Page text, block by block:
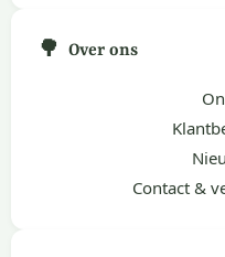
🌳 Over ons
Contact &